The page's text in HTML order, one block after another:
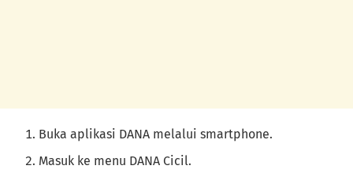
Buka aplikasi DANA melalui smartphone.
Masuk ke menu DANA Cicil.